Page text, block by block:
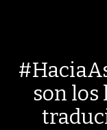
son los